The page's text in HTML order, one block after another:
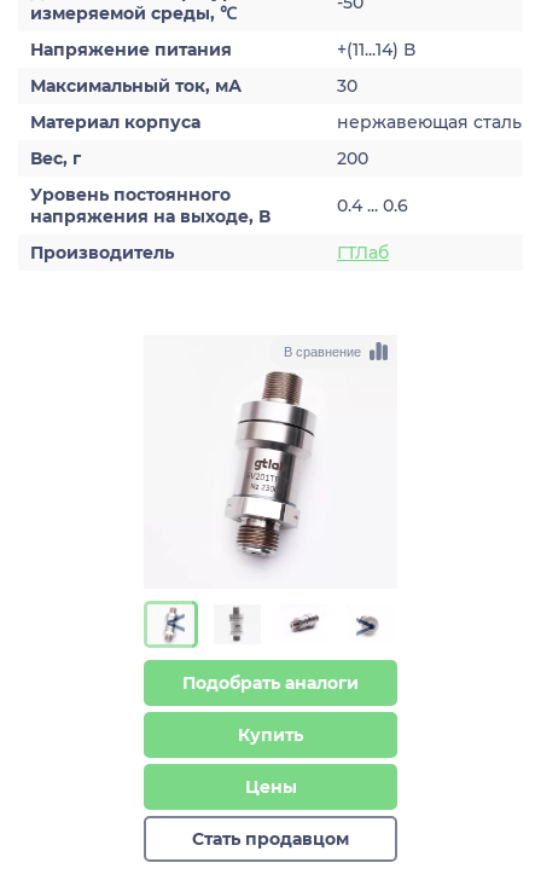
измеряемой среды, ℃
Напряжение питания
+(11...14) В
Максимальный ток, мА
30
Материал корпуса
нержавеющая сталь
Вес, г
200
Уровень постоянного
напряжения на выходе, В
0.4 ... 0.6
Производитель ГТЛаб
В сравнение
> >
Подобрать аналоги
Купить
Цены
Стать продавцом